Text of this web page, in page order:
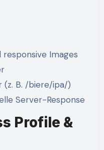
Images
(z. B. /biere/ipa/)
Server-Response
Profile &